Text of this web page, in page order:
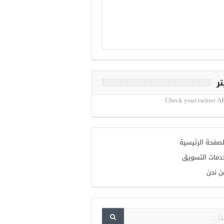
Check your twitter
الرئيسية
التسويق
نحن